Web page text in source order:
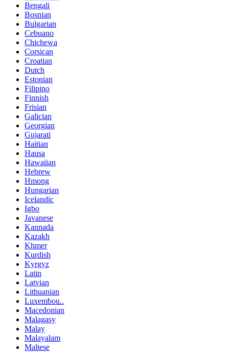
Bengali
Bosnian
Bulgarian
Cebuano
Chichewa
Corsican
Croatian
Dutch
Estonian
Filipino
Finnish
Frisian
Galician
Georgian
Gujarati
Haitian
Hausa
Hawaiian
Hebrew
Hmong
Hungarian
Icelandic
Igbo
Javanese
Kannada
Kazakh
Khmer
Kurdish
Kyrgyz
Latin
Latvian
Lithuanian
Luxembou..
Macedonian
Malagasy
Malay
Malayalam
Maltese